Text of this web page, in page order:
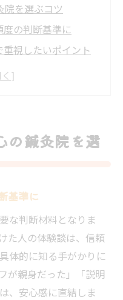
院を選ぶコツ
の判断基準に
視したいポイント
口コミで比較
鍼灸院を見つける
施術効果と評判
灸院の強みとは
最大限活用する方
口コミの分析が大
の鍼灸院を選
基準に
な判断材料となりま
た人の体験談は、信頼
体的に知る手がかりに
が親身だった」「説明
、安心感に直結しま